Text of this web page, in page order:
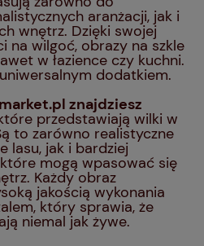
aranżacji, jak i
wnętrz. Dzięki swojej
na wilgoć, obrazy na szkle
w łazience czy kuchni.
dodatkiem.
znajdziesz
przedstawiają wilki w
to zarówno realistyczne
lasu, jak i bardziej
mogą wpasować się
Każdy obraz
jakością wykonania
który sprawia, że
niemal jak żywe.